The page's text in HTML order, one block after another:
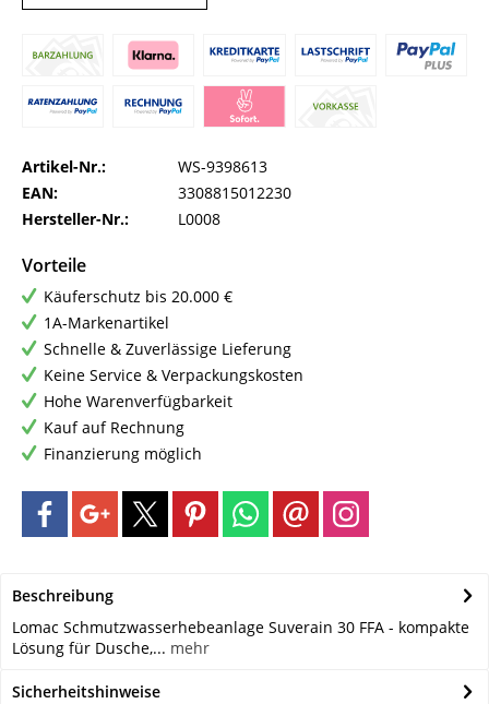
Artikel-Nr.:
WS-9398613
EAN:
3308815012230
Hersteller-Nr.:
L0008
Vorteile
Käuferschutz bis 20.000 €
1A-Markenartikel
Schnelle & Zuverlässige Lieferung
Keine Service & Verpackungskosten
Hohe Warenverfügbarkeit
Kauf auf Rechnung
Finanzierung möglich
Beschreibung
Lomac Schmutzwasserhebeanlage Suverain 30 FFA - kompakte
Lösung für Dusche,... mehr
Sicherheitshinweise